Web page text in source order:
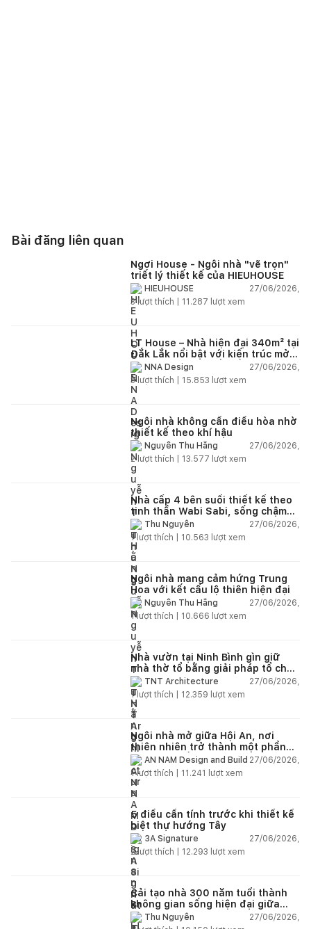
Bài đăng liên quan
Ngơi House - Ngôi nhà "vẽ trọn"
triết lý thiết kế của HIEUHOUSE
HIEUHOUSE
27/06/2026,
3lượt thích | 11.287 lượt xem
LT House – Nhà hiện đại 340m² tại
Đắk Lắk nổi bật với kiến trúc mở
và hệ sân vườn kết nối thiên
nhiên
NNA Design
27/06/2026,
3lượt thích | 15.853 lượt xem
Ngôi nhà không cần điều hòa nhờ
thiết kế theo khí hậu
Nguyễn Thu Hằng
27/06/2026,
2lượt thích | 13.577 lượt xem
Nhà cấp 4 bên suối thiết kế theo
tinh thần Wabi Sabi, sống chậm
giữa thiên nhiên
Thu Nguyễn
27/06/2026,
1lượt thích | 10.563 lượt xem
Ngôi nhà mang cảm hứng Trung
Hoa với kết cấu lộ thiên hiện đại
Nguyễn Thu Hằng
27/06/2026,
1lượt thích | 10.666 lượt xem
Nhà vườn tại Ninh Bình gìn giữ
nhà thờ tổ bằng giải pháp tổ chức
lại không gian
TNT Architecture
27/06/2026,
1lượt thích | 12.359 lượt xem
Ngôi nhà mở giữa Hội An, nơi
thiên nhiên trở thành một phần
của cuộc sống
AN NAM Design and Build 27/06/2026,
1lượt thích | 11.241 lượt xem
5 điều cần tính trước khi thiết kế
biệt thự hướng Tây
3A Signature
27/06/2026,
2lượt thích | 12.293 lượt xem
Cải tạo nhà 300 năm tuổi thành
không gian sống hiện đại giữa
thiên nhiên
Thu Nguyễn
27/06/2026,